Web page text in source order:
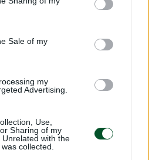
Sale of my
my
Advertising.
Use,
Sharing of my
with the
collected.